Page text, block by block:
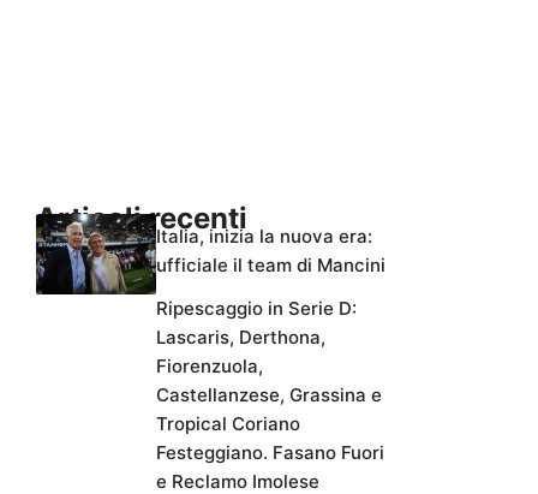
Articoli recenti
Italia, inizia la nuova era:
ufficiale il team di Mancini
Ripescaggio in Serie D:
Lascaris, Derthona,
Fiorenzuola,
Castellanzese, Grassina e
Tropical Coriano
Festeggiano. Fasano Fuori
e Reclamo Imolese